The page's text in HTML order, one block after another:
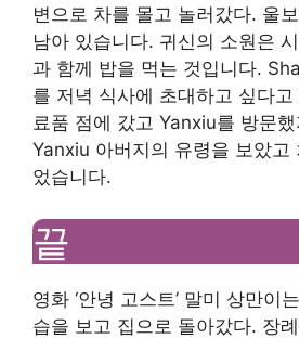
변으로 차를 몰고 놀러갔다. 울
남아 있습니다. 귀신의 소원은
과 함께 밥을 먹는 것입니다.
를 저녁 식사에 초대하고 싶다
료품 점에 갔고 Yanxiu를 방문했
Yanxiu 아버지의 유령을 보았고
었습니다.
끝
영화 ‘안녕 고스트’ 말미 상만이
습을 보고 집으로 돌아갔다. 장